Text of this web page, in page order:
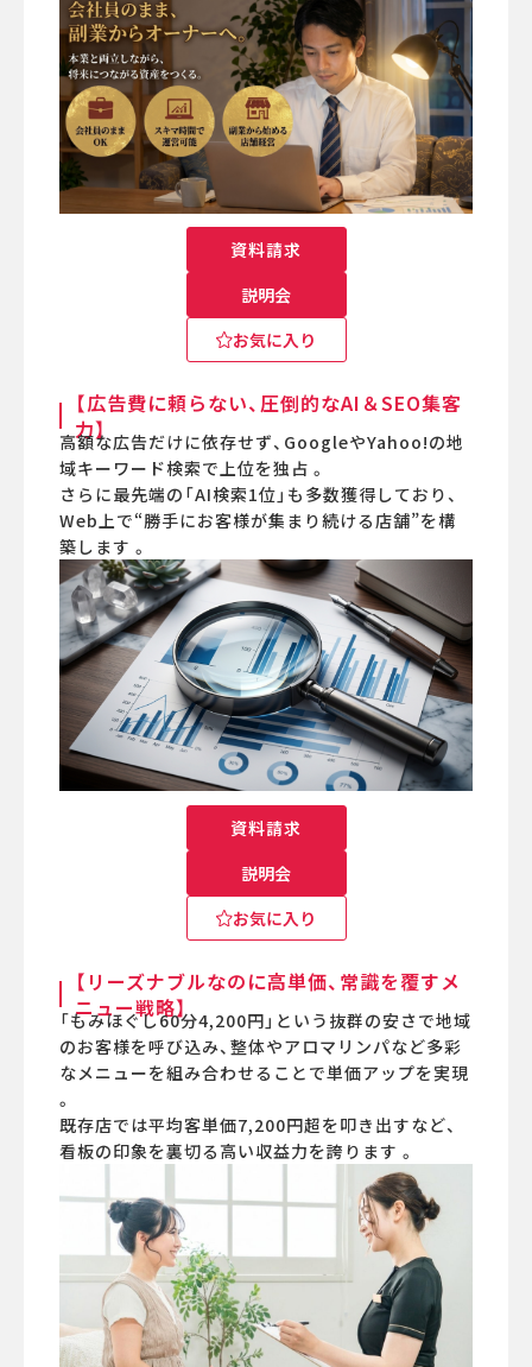
資料請求
説明会
お気に入り
【広告費に頼らない、圧倒的なAI＆SEO集客
力】
高額な広告だけに依存せず、GoogleやYahoo!の地
域キーワード検索で上位を独占 。
さらに最先端の「AI検索1位」も多数獲得しており、
Web上で“勝手にお客様が集まり続ける店舗”を構
築します 。
資料請求
説明会
お気に入り
【リーズナブルなのに高単価、常識を覆すメ
ニュー戦略】
「もみほぐし60分4,200円」という抜群の安さで地域
のお客様を呼び込み、整体やアロマリンパなど多彩
なメニューを組み合わせることで単価アップを実現
。
既存店では平均客単価7,200円超を叩き出すなど、
看板の印象を裏切る高い収益力を誇ります 。